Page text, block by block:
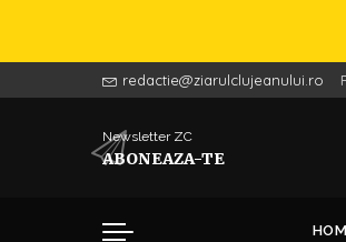
redactie@ziarulclujeanului.ro
Newsletter ZC
ABONEAZA-TE